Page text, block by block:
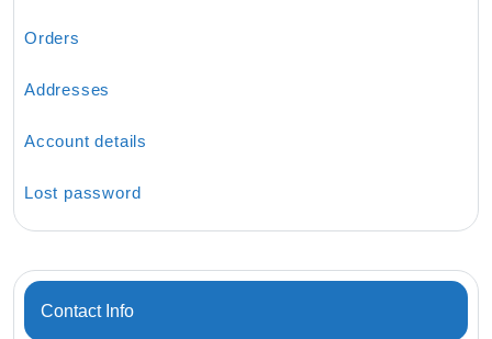
Orders
Addresses
Account details
Lost password
Contact Info